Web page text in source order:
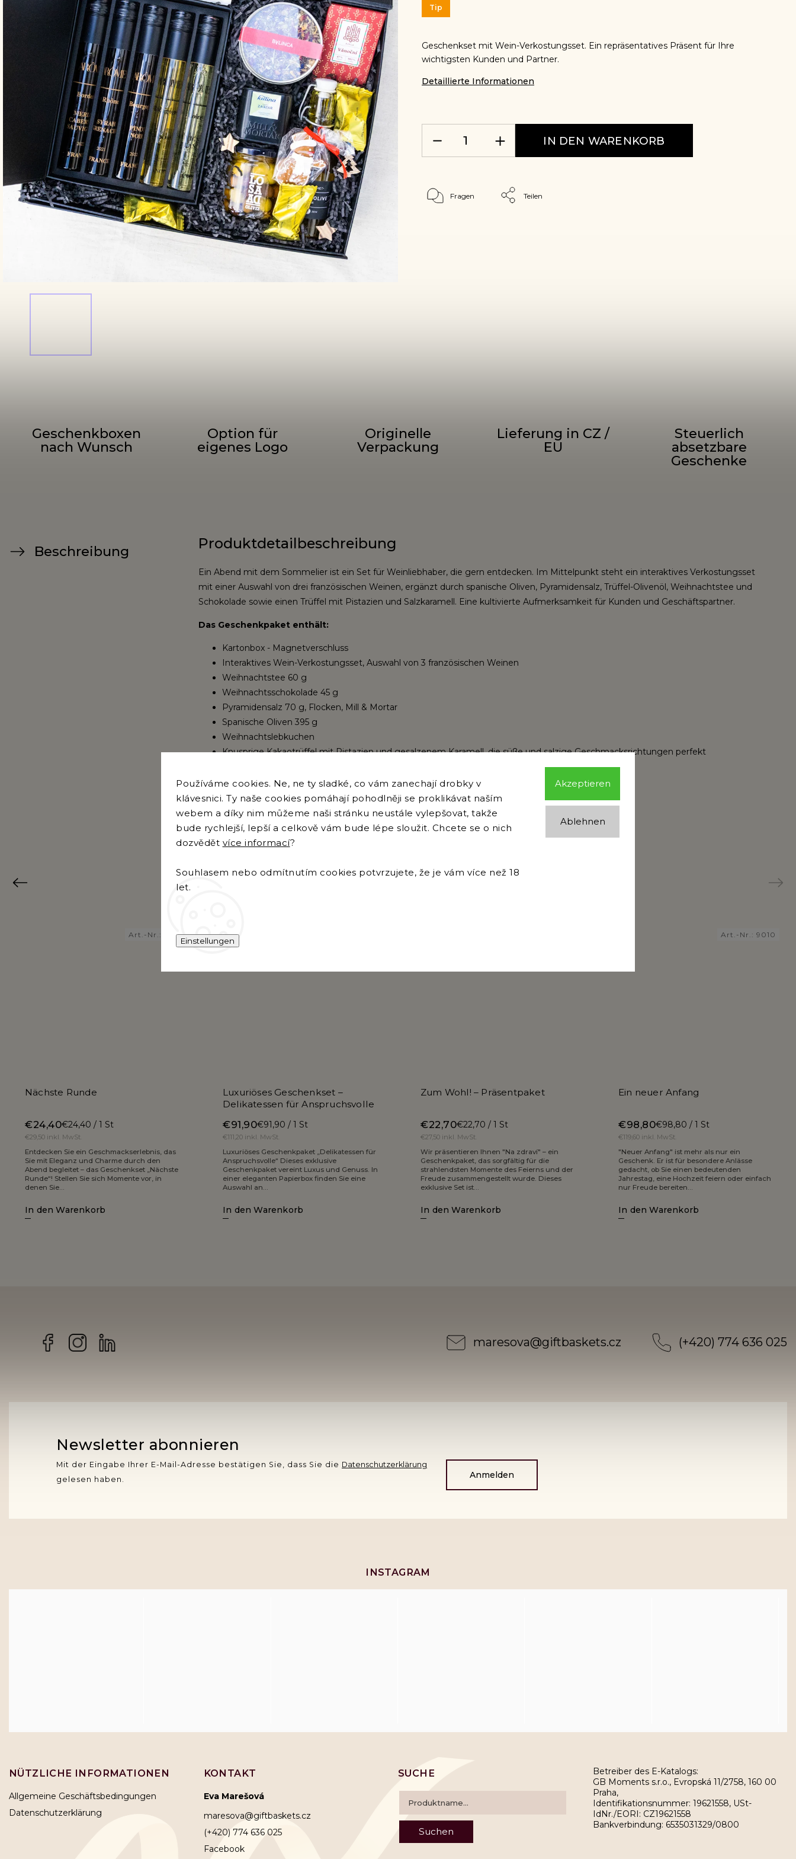
Používáme cookies. Ne, ne ty sladké, co vám zanechají drobky v
klávesnici. Ty naše cookies pomáhají pohodlněji se proklikávat naším
webem a díky nim můžeme naši stránku neustále vylepšovat, takže
bude rychlejší, lepší a celkově vám bude lépe sloužit. Chcete se o nich
dozvědět více informací?
Souhlasem nebo odmítnutím cookies potvrzujete, že je vám více než 18
let.
Einstellungen
Ablehnen
Akzeptieren
Geschenkset mit Wein-Verkostungsset. Ein repräsentatives Präsent für Ihre
wichtigsten Kunden und Partner.
Detaillierte Informationen
Tip
IN DEN WARENKORB
Fragen Teilen
Geschenkboxen
nach Wunsch
Option für
eigenes Logo
Originelle
Verpackung
Lieferung in CZ /
EU
Steuerlich
absetzbare
Geschenke
Beschreibung Produktdetailbeschreibung
Ein Abend mit dem Sommelier ist ein Set für Weinliebhaber, die gern entdecken. Im Mittelpunkt steht ein interaktives Verkostungsset
mit einer Auswahl von drei französischen Weinen, ergänzt durch spanische Oliven, Pyramidensalz, Trüffel-Olivenöl, Weihnachtstee und
Schokolade sowie einen Trüffel mit Pistazien und Salzkaramell. Eine kultivierte Aufmerksamkeit für Kunden und Geschäftspartner.
Das Geschenkpaket enthält:
Kartonbox - Magnetverschluss
Interaktives Wein-Verkostungsset, Auswahl von 3 französischen Weinen
Weihnachtstee 60 g
Weihnachtsschokolade 45 g
Pyramidensalz 70 g, Flocken, Mill & Mortar
Spanische Oliven 395 g
Weihnachtslebkuchen
Knusprige Kakaotrüffel mit Pistazien und gesalzenem Karamell, die süße und salzige Geschmacksrichtungen perfekt
Trüffel-Olivenöl 200 ml
Ähnliche (8)
Previous
Nächste Runde
€29,50 inkl. MwSt.
€24,40€24,40 / 1 St
In den Warenkorb
Entdecken Sie ein Geschmackserlebnis, das
Sie mit Eleganz und Charme durch den
Abend begleitet – das Geschenkset „Nächste
Runde“! Stellen Sie sich Momente vor, in
denen Sie...
Art.-Nr.: 9017
Luxuriöses Geschenkset –
Delikatessen für Anspruchsvolle
€111,20 inkl. MwSt.
€91,90€91,90 / 1 St
In den Warenkorb
Luxuriöses Geschenkpaket „Delikatessen für
Anspruchsvolle“ Dieses exklusive
Geschenkpaket vereint Luxus und Genuss. In
einer eleganten Papierbox finden Sie eine
Auswahl an...
Zum Wohl! – Präsentpaket
€27,50 inkl. MwSt.
€22,70€22,70 / 1 St
In den Warenkorb
Wir präsentieren Ihnen "Na zdraví" – ein
Geschenkpaket, das sorgfältig für die
strahlendsten Momente des Feierns und der
Freude zusammengestellt wurde. Dieses
exklusive Set ist...
Ein neuer Anfang
€119,60 inkl. MwSt.
€98,80€98,80 / 1 St
In den Warenkorb
"Neuer Anfang" ist mehr als nur ein
Geschenk. Er ist für besondere Anlässe
gedacht, ob Sie einen bedeutenden
Jahrestag, eine Hochzeit feiern oder einfach
nur Freude bereiten...
Art.-Nr.: 9010
Next
FacebookInstagram maresova@giftbaskets.cz (+420) 774 636 025
Newsletter abonnieren
Mit der Eingabe Ihrer E-Mail-Adresse bestätigen Sie, dass Sie die Datenschutzerklärung
gelesen haben.
Anmelden
NÜTZLICHE INFORMATIONEN
Allgemeine Geschäftsbedingungen
Datenschutzerklärung
KONTAKT
Eva Marešová
maresova@giftbaskets.cz
(+420) 774 636 025
Facebook
SUCHE
Suchen
Betreiber des E-Katalogs:
GB Moments s.r.o., Evropská 11/2758, 160 00
Praha,
Identifikationsnummer: 19621558, USt-
IdNr./EORI: CZ19621558
Bankverbindung: 6535031329/0800
INSTAGRAM